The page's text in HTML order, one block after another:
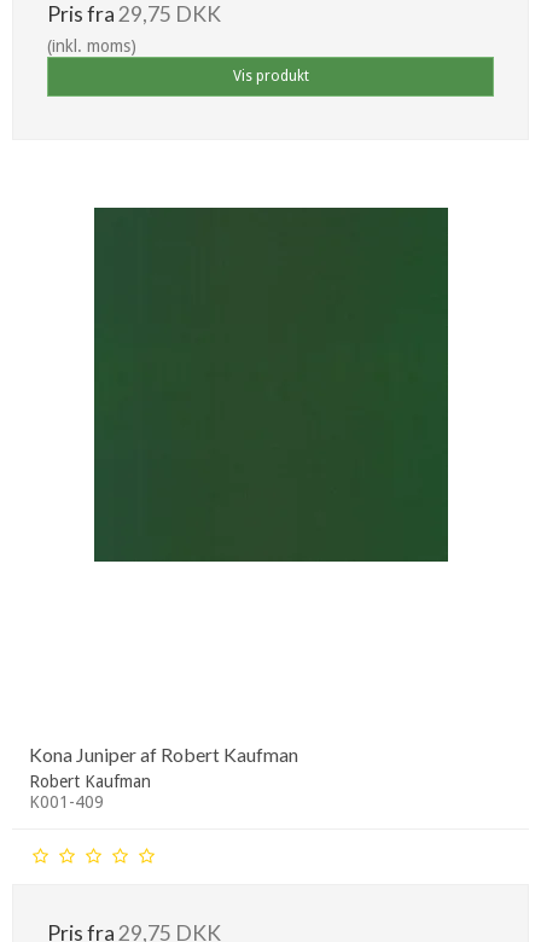
Pris fra29,75 DKK
(inkl. moms)
Vis produkt
Kona Juniper af Robert Kaufman
Robert Kaufman
K001-409
Pris fra 29,75 DKK